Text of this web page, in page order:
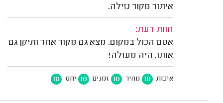
איתור מקור נזילה.
חוות דעת:
אטם הכול במקום. מצא גם מקור אחר ותיקן גם
אותו. היה מעולה!
איכות 10 מחיר 10 זמנים 10 יחס 10